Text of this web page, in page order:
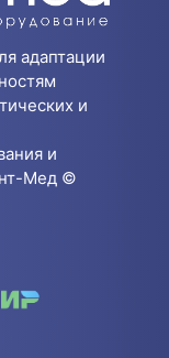
адаптации
и
и
Мед ©